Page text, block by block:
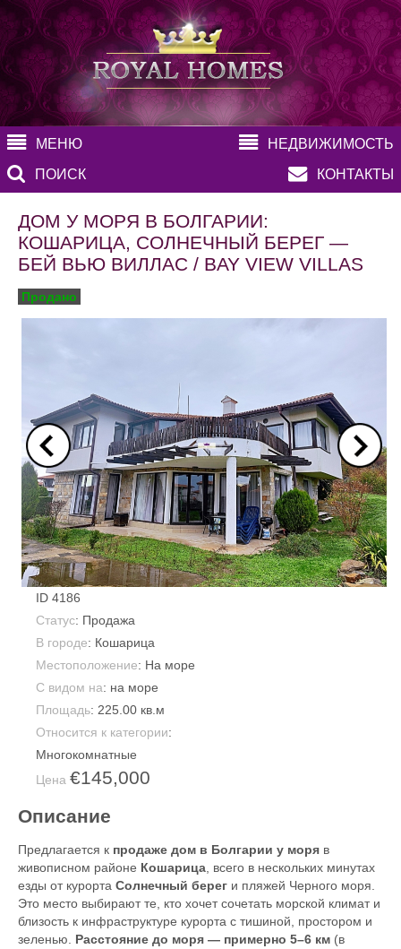
МЕНЮ
НЕДВИЖИМОСТЬ
ПОИСК
КОНТАКТЫ
ДОМ У МОРЯ В БОЛГАРИИ:
КОШАРИЦА, СОЛНЕЧНЫЙ БЕРЕГ —
БЕЙ ВЬЮ ВИЛЛАС / BAY VIEW VILLAS
Продано
ID 4186
Статус: Продажа
В городе: Кошарица
Местоположение: На море
С видом на: на море
Площадь: 225.00 кв.м
Относится к категории:
Многокомнатные
Цена €145,000
Описание
Предлагается к продаже дом в Болгарии у моря в
живописном районе Кошарица, всего в нескольких минутах
езды от курорта Солнечный берег и пляжей Черного моря.
Это место выбирают те, кто хочет сочетать морской климат и
близость к инфраструктуре курорта с тишиной, простором и
зеленью. Расстояние до моря — примерно 5–6 км (в